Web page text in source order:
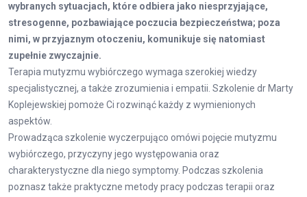
wybranych sytuacjach, które odbiera jako niesprzyjające,
stresogenne, pozbawiające poczucia bezpieczeństwa; poza
nimi, w przyjaznym otoczeniu, komunikuje się natomiast
zupełnie zwyczajnie.
Terapia mutyzmu wybiórczego wymaga szerokiej wiedzy
specjalistycznej, a także zrozumienia i empatii. Szkolenie dr Marty
Koplejewskiej pomoże Ci rozwinąć każdy z wymienionych
aspektów.
Prowadząca szkolenie wyczerpująco omówi pojęcie mutyzmu
wybiórczego, przyczyny jego występowania oraz
charakterystyczne dla niego symptomy. Podczas szkolenia
poznasz także praktyczne metody pracy podczas terapii oraz